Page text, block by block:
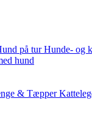
på tur Hunde- og
hund
& Tæpper